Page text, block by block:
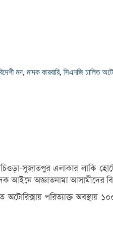
মদ, মাদক কারবারি, সিএনজি চালিত
চিওড়া-সুজাতপুর এলাকার লাকি
অজ্ঞাতনামা আসামীদের
অটোরিক্সায় পরিত্যাক্ত অবস্থায়